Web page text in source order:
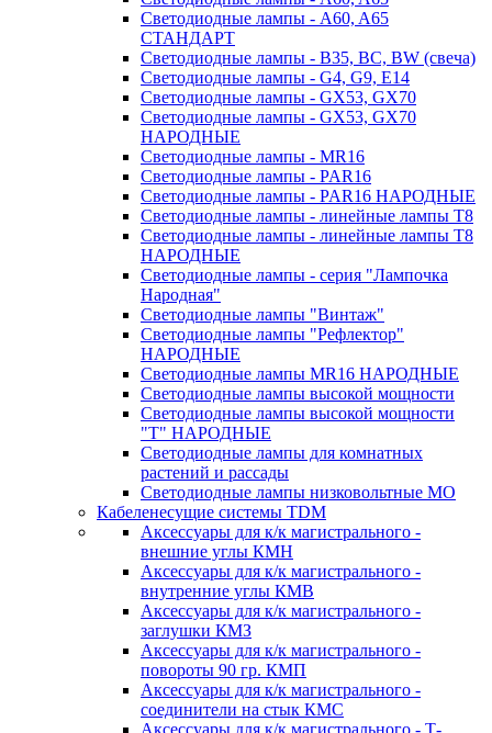
Светодиодные лампы - A60, A65
СТАНДАРТ
Светодиодные лампы - B35, BC, BW (свеча)
Светодиодные лампы - G4, G9, Е14
Светодиодные лампы - GX53, GX70
Светодиодные лампы - GX53, GX70
НАРОДНЫЕ
Светодиодные лампы - MR16
Светодиодные лампы - PAR16
Светодиодные лампы - PAR16 НАРОДНЫЕ
Светодиодные лампы - линейные лампы T8
Светодиодные лампы - линейные лампы T8
НАРОДНЫЕ
Светодиодные лампы - серия "Лампочка
Народная"
Светодиодные лампы "Винтаж"
Светодиодные лампы "Рефлектор"
НАРОДНЫЕ
Светодиодные лампы MR16 НАРОДНЫЕ
Светодиодные лампы высокой мощности
Светодиодные лампы высокой мощности
"Т" НАРОДНЫЕ
Светодиодные лампы для комнатных
растений и рассады
Светодиодные лампы низковольтные МО
Кабеленесущие системы TDM
Аксессуары для к/к магистрального -
внешние углы КМН
Аксессуары для к/к магистрального -
внутренние углы КМВ
Аксессуары для к/к магистрального -
заглушки КМЗ
Аксессуары для к/к магистрального -
повороты 90 гр. КМП
Аксессуары для к/к магистрального -
соединители на стык КМС
Аксессуары для к/к магистрального - Т-